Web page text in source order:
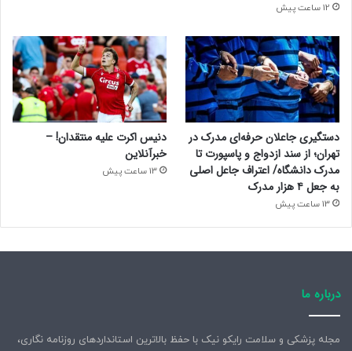
12 ساعت پیش
دستگیری جاعلان حرفه‌ای مدرک در
تهران؛ از سند ازدواج و پاسپورت تا
مدرک دانشگاه/ اعتراف جاعل اصلی
به جعل ۴ هزار مدرک
13 ساعت پیش
دنیس اکرت علیه منتقدان! –
خبرآنلاین
13 ساعت پیش
درباره ما
مجله پزشکی و سلامت رایکو نیک با حفظ بالاترین استانداردهای روزنامه نگاری،